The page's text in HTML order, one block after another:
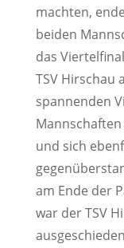
machten,
beiden
das
TSV Hirschau
spannenden
und sich
am Ende der
war der TSV